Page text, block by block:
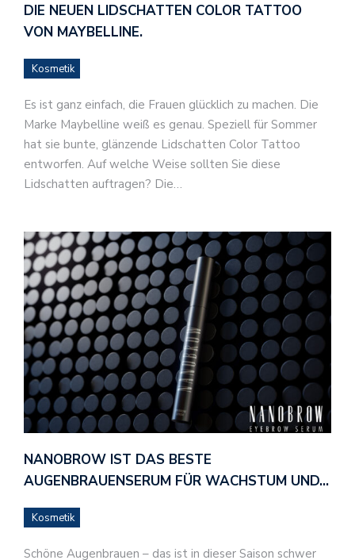
DIE NEUEN LIDSCHATTEN COLOR TATTOO
VON MAYBELLINE.
Kosmetik
Es ist ganz einfach, die Frauen glücklich zu machen. Die
Marke Maybelline weiß es genau. Speziell für Sommer
hat sie bunte, glänzende Lidschatten Color Tattoo
entworfen. Auf welche Weise sollten Sie diese
Lidschatten auftragen? Die…
NANOBROW IST DAS BESTE
AUGENBRAUENSERUM FÜR WACHSTUM UND…
Kosmetik
Schöne Augenbrauen – das ist in dieser Saison schwer